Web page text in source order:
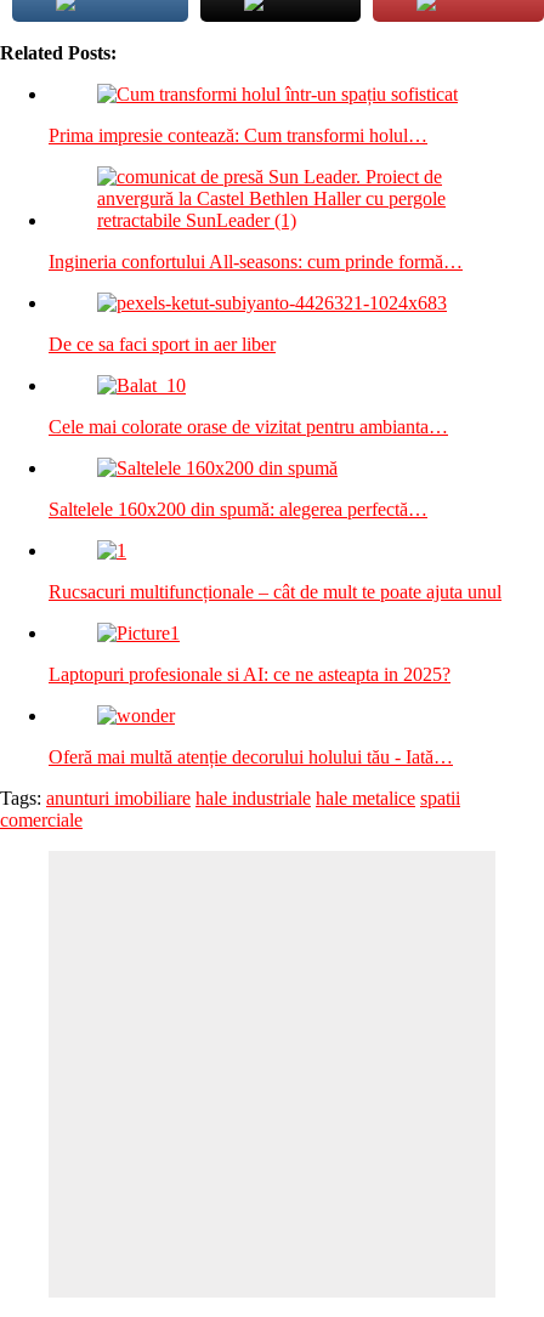
Related Posts:
Prima impresie contează: Cum transformi holul…
Ingineria confortului All-seasons: cum prinde formă…
De ce sa faci sport in aer liber
Cele mai colorate orase de vizitat pentru ambianta…
Saltelele 160x200 din spumă: alegerea perfectă…
Rucsacuri multifuncționale – cât de mult te poate ajuta unul
Laptopuri profesionale si AI: ce ne asteapta in 2025?
Oferă mai multă atenție decorului holului tău - Iată…
Tags: anunturi imobiliare hale industriale hale metalice spatii
comerciale